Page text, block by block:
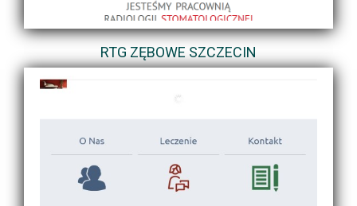
RTG ZĘBOWE SZCZECIN